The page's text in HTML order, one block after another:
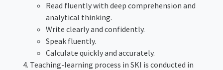
Read fluently with deep comprehension and
analytical thinking.
Write clearly and confidently.
Speak fluently.
Calculate quickly and accurately.
Teaching-learning process in SKI is conducted in